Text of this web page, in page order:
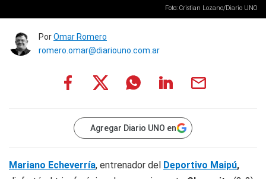
Foto: Cristian Lozano/Diario UNO
PorOmar Romero
romero.omar@diariouno.com.ar
Agregar Diario UNO en
Mariano Echeverría, entrenador del Deportivo Maipú,